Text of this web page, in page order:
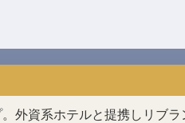
外資系ホテルと提携しリブラ